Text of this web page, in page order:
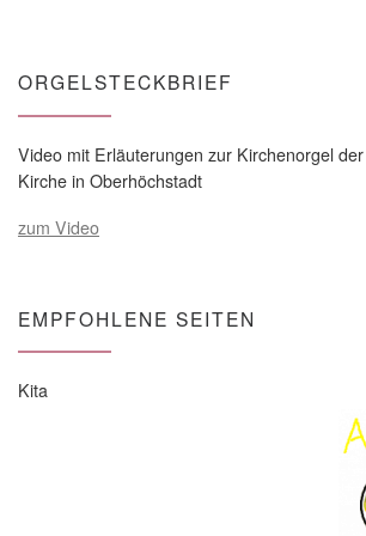
ORGELSTECKBRIEF
Video mit Erläuterungen zur Kirchenorgel
Kirche in Oberhöchstadt
zum Video
EMPFOHLENE SEITEN
Kita